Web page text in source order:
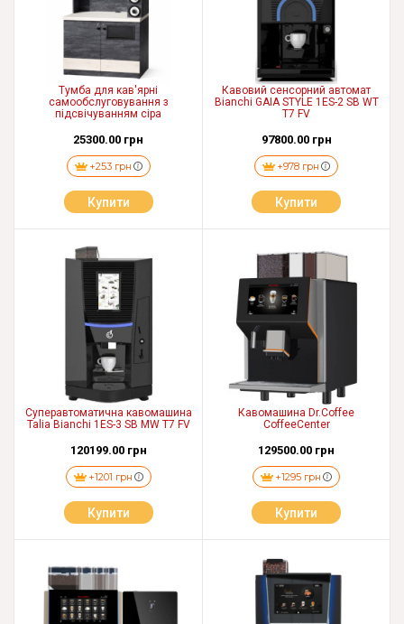
Тумба для кав'ярні
самообслуговування з
підсвічуванням сіра
25300.00 грн
+253 грн
Купити
Кавовий сенсорний автомат
Bianchi GAIA STYLE 1ES-2 SB WT
T7 FV
97800.00 грн
+978 грн
Купити
Cуперавтоматична кавомашина
Talia Bianchi 1ES-3 SB MW T7 FV
120199.00 грн
+1201 грн
Купити
Кавомашина Dr.Coffee
CoffeeCenter
129500.00 грн
+1295 грн
Купити